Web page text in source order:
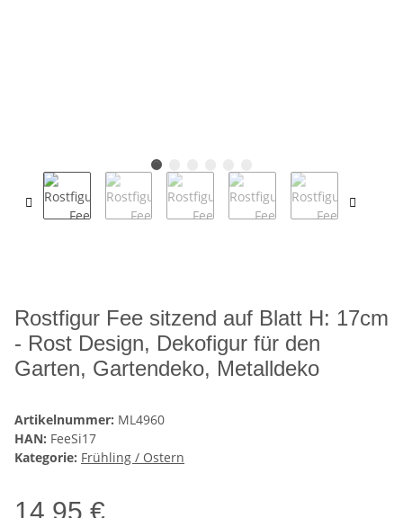
Rostfigur Fee sitzend auf Blatt H: 17cm
- Rost Design, Dekofigur für den
Garten, Gartendeko, Metalldeko
Artikelnummer: ML4960
HAN: FeeSi17
Kategorie: Frühling / Ostern
14,95 €